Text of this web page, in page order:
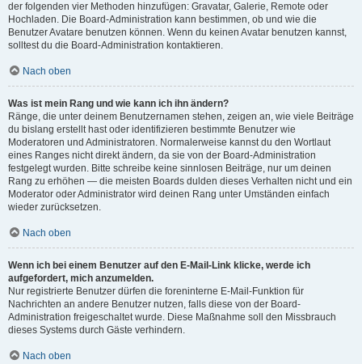
der folgenden vier Methoden hinzufügen: Gravatar, Galerie, Remote oder
Hochladen. Die Board-Administration kann bestimmen, ob und wie die
Benutzer Avatare benutzen können. Wenn du keinen Avatar benutzen kannst,
solltest du die Board-Administration kontaktieren.
Nach oben
Was ist mein Rang und wie kann ich ihn ändern?
Ränge, die unter deinem Benutzernamen stehen, zeigen an, wie viele Beiträge
du bislang erstellt hast oder identifizieren bestimmte Benutzer wie
Moderatoren und Administratoren. Normalerweise kannst du den Wortlaut
eines Ranges nicht direkt ändern, da sie von der Board-Administration
festgelegt wurden. Bitte schreibe keine sinnlosen Beiträge, nur um deinen
Rang zu erhöhen — die meisten Boards dulden dieses Verhalten nicht und ein
Moderator oder Administrator wird deinen Rang unter Umständen einfach
wieder zurücksetzen.
Nach oben
Wenn ich bei einem Benutzer auf den E-Mail-Link klicke, werde ich
aufgefordert, mich anzumelden.
Nur registrierte Benutzer dürfen die foreninterne E-Mail-Funktion für
Nachrichten an andere Benutzer nutzen, falls diese von der Board-
Administration freigeschaltet wurde. Diese Maßnahme soll den Missbrauch
dieses Systems durch Gäste verhindern.
Nach oben